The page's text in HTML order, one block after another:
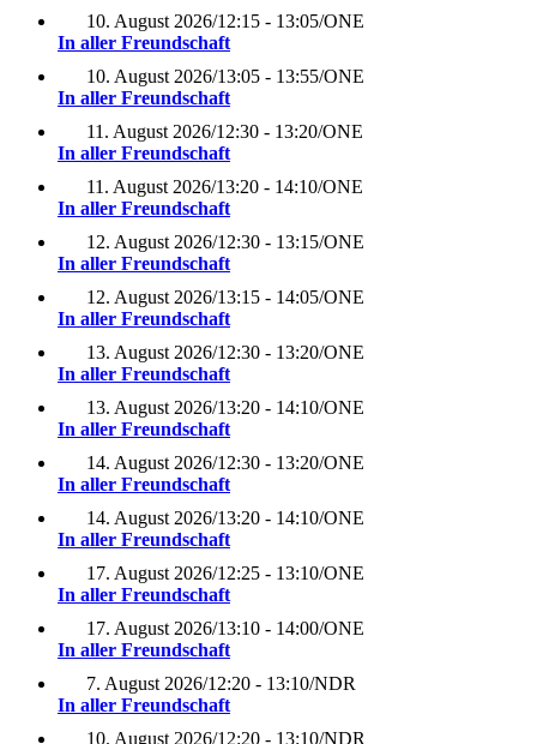
10. August 2026/12:15 - 13:05/ONE
In aller Freundschaft
10. August 2026/13:05 - 13:55/ONE
In aller Freundschaft
11. August 2026/12:30 - 13:20/ONE
In aller Freundschaft
11. August 2026/13:20 - 14:10/ONE
In aller Freundschaft
12. August 2026/12:30 - 13:15/ONE
In aller Freundschaft
12. August 2026/13:15 - 14:05/ONE
In aller Freundschaft
13. August 2026/12:30 - 13:20/ONE
In aller Freundschaft
13. August 2026/13:20 - 14:10/ONE
In aller Freundschaft
14. August 2026/12:30 - 13:20/ONE
In aller Freundschaft
14. August 2026/13:20 - 14:10/ONE
In aller Freundschaft
17. August 2026/12:25 - 13:10/ONE
In aller Freundschaft
17. August 2026/13:10 - 14:00/ONE
In aller Freundschaft
7. August 2026/12:20 - 13:10/NDR
In aller Freundschaft
10. August 2026/12:20 - 13:10/NDR